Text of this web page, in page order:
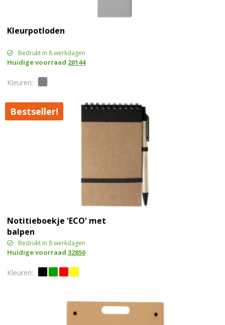
Kleurpotloden
Bedrukt in 8 werkdagen
Huidige voorraad 20144
Bestseller!
Notitieboekje 'ECO' met
balpen
Bedrukt in 8 werkdagen
Huidige voorraad32850